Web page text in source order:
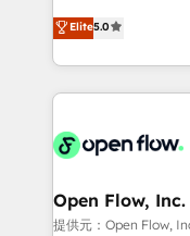
Mindedness, and Clarity. We are driven
collective good of
things are
integration
and enterprise customers. We ensure
service and
most effective
integrated buyers
and Amsterdam. Elixir is a first mover and leader
when it comes to
Elite5.0
Open Flow, Inc.
提供元：Open Flow,